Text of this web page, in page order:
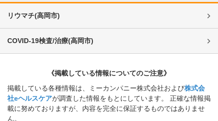
リウマチ(高岡市)
COVID-19検査/治療(高岡市)
《掲載している情報についてのご注意》
掲載している各種情報は、ミーカンパニー株式会社および株式会
社eヘルスケアが調査した情報をもとにしています。 正確な情報掲
載に努めておりますが、内容を完全に保証するものではありませ
ん。